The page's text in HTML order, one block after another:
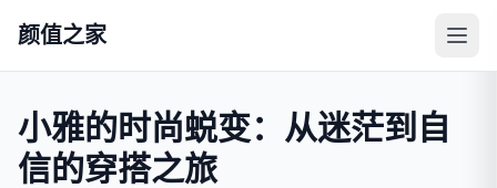
颜值之家
小雅的时尚蜕变：从迷茫到自
信的穿搭之旅